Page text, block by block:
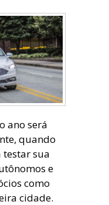
ano será
quando
testar sua
e
como
cidade.